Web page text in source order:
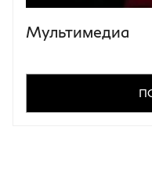
Мультимедиа